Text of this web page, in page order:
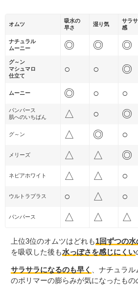
オムツ
吸水の
早さ
湿り気
サラ
感
ナチュラル
ムーニー
◎ ◎ ◎
グ～ン
マシュマロ
仕立て
○ ○ ◎
ムーニー ◎ ○ ○
パンパース
肌へのいちばん
△ ○ ◎
グ～ン △ ◎ ○
メリーズ △ △ ◎
ネピアホワイト △ △ ○
ウルトラプラス ○ △ ○
パンパース △ △ △
上位3位のオムツはどれも1回ずつの水
を吸収した後も水っぽさを感じにくい
サラサラになるのも早く
、ナチュラ
のポリマーの膨らみが気になったも